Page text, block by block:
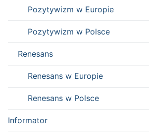
Pozytywizm w Europie
Pozytywizm w Polsce
Renesans
Renesans w Europie
Renesans w Polsce
Informator